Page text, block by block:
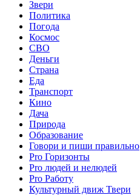
Звери
Политика
Погода
Космос
СВО
Деньги
Страна
Еда
Транспорт
Кино
Дача
Природа
Образование
Говори и пиши правильно
Pro Горизонты
Pro людей и нелюдей
Pro Работу
Культурный движ Твери